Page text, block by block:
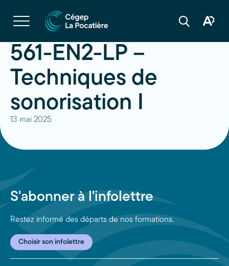
Ouvrir
la
navigation
site
Ouvrir
Ouvrir
561-EN2-LP –
Techniques de
sonorisation I
13 mai 2025
S'abonner à l'infolettre
Restez informé des départs de nos formations.
Choisir son infolettre